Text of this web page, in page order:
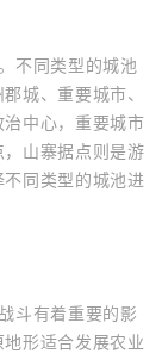
不同类型的城池
城、重要城市、
中心，重要城市
山寨据点则是游
同类型的城池进
斗有着重要的影
形适合发展农业